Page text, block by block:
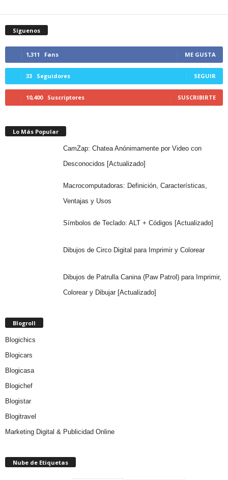
Síguenos
1,311 Fans ME GUSTA
33 Seguidores SEGUIR
10,400 Suscriptores SUSCRIBIRTE
Lo Más Popular
CamZap: Chatea Anónimamente por Video con
Desconocidos [Actualizado]
Macrocomputadoras: Definición, Características,
Ventajas y Usos
Símbolos de Teclado: ALT + Códigos [Actualizado]
Dibujos de Circo Digital para Imprimir y Colorear
Dibujos de Patrulla Canina (Paw Patrol) para Imprimir,
Colorear y Dibujar [Actualizado]
Blogroll
Blogichics
Blogicars
Blogicasa
Blogichef
Blogistar
Blogitravel
Marketing Digital & Publicidad Online
Nube de Etiquetas